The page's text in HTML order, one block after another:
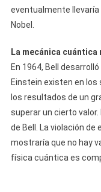
eventualmente llevaría
Nobel.
La mecánica
En 1964, Bell
Einstein existen en
los resultados de un
superar un cierto
de Bell. La violación
mostraría que no hay
física cuántica es